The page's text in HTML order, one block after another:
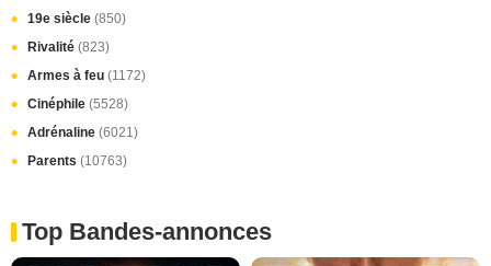
19e siècle (850)
Rivalité (823)
Armes à feu (1172)
Cinéphile (5528)
Adrénaline (6021)
Parents (10763)
Top Bandes-annonces